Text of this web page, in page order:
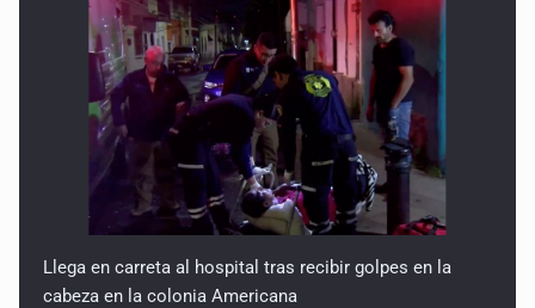
Llega en carreta al hospital tras recibir golpes en la
cabeza en la colonia Americana